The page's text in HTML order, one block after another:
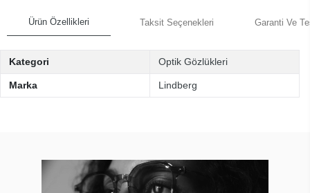
Ürün Özellikleri Taksit Seçenekleri Garanti Ve
Kategori Optik Gözlükleri
Marka Lindberg